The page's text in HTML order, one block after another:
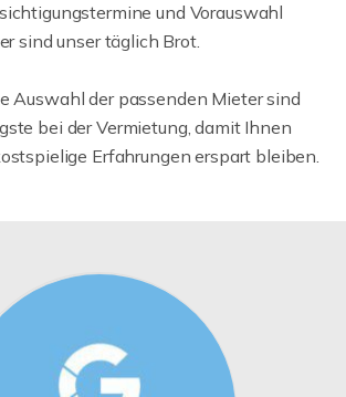
und Vorauswahl
sind unser täglich Brot.
Auswahl der passenden Mieter sind
bei der Vermietung, damit Ihnen
Erfahrungen erspart bleiben.